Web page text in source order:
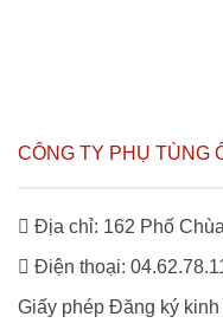
CÔNG TY PHỤ TÙNG
Địa chỉ: 162 Phố
Điện thoại:
Giấy phép Đăng ký